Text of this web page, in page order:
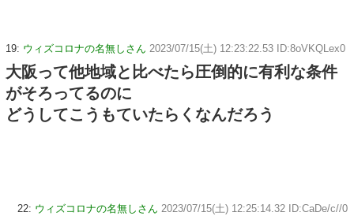
19: ウィズコロナの名無しさん 2023/07/15(土) 12:23:22.53 ID:8oVKQLex0
大阪って他地域と比べたら圧倒的に有利な条件
がそろってるのに
どうしてこうもていたらくなんだろう
22: ウィズコロナの名無しさん 2023/07/15(土) 12:25:14.32 ID:CaDe/c//0